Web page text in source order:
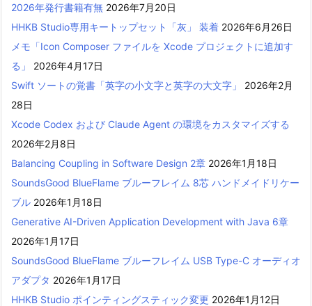
2026年発行書籍有無 2026年7月20日
HHKB Studio専用キートップセット「灰」 装着 2026年6月26日
メモ「Icon Composer ファイルを Xcode プロジェクトに追加す
る」
2026年4月17日
Swift ソートの覚書「英字の小文字と英字の大文字」
2026年2月
28日
Xcode Codex および Claude Agent の環境をカスタマイズする
2026年2月8日
Balancing Coupling in Software Design 2章 2026年1月18日
SoundsGood BlueFlame ブルーフレイム 8芯 ハンドメイドリケー
ブル 2026年1月18日
Generative AI-Driven Application Development with Java 6章
2026年1月17日
SoundsGood BlueFlame ブルーフレイム USB Type-C オーディオ
アダプタ 2026年1月17日
HHKB Studio ポインティングスティック変更 2026年1月12日